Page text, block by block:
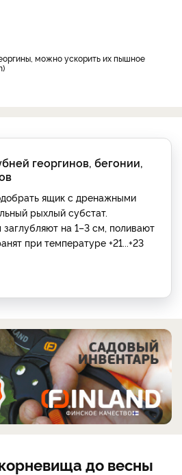
георгинов, бегонии,
ящик с дренажными
рыхлый субстат.
на 1–3 см, поливают
при температуре +21...+23
до весны